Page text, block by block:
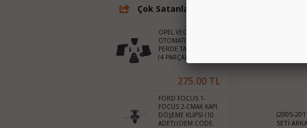
Çok Satanlar
OPEL VECTRA C
OTOMATİK ARKA
PERDE TAMİR SETİ
(4 PARÇA)
275.00 TL
FORD FOCUS 1-
FOCUS 2-CMAX KAPI
DÖŞEME KLİPSİ (10
ADET) (OEM CODE:
(2005-
SETİ